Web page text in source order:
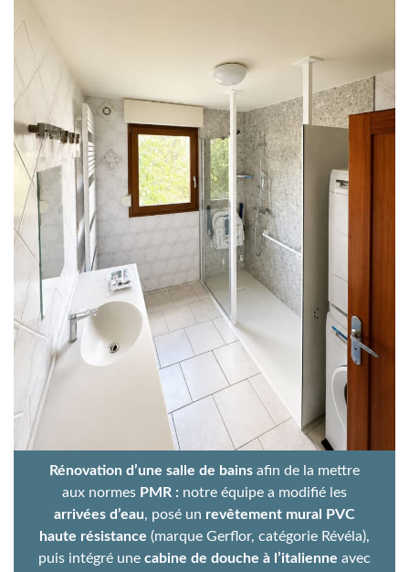
Rénovation d’une salle de bains afin de la mettre
aux normes PMR : notre équipe a modifié les
arrivées d’eau, posé un revêtement mural PVC
haute résistance (marque Gerflor, catégorie Révéla),
puis intégré une cabine de douche à l’italienne avec